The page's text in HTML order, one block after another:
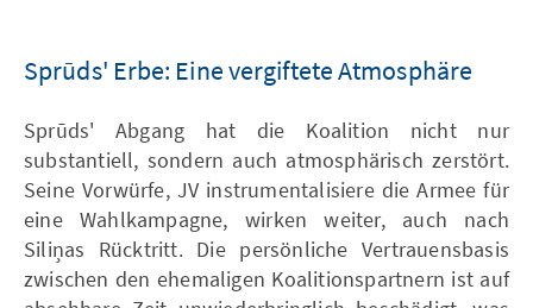
Sprūds' Erbe: Eine vergiftete Atmosphäre
Sprūds' Abgang hat die Koalition nicht nur
substantiell, sondern auch atmosphärisch zerstört.
Seine Vorwürfe, JV instrumentalisiere die Armee für
eine Wahlkampagne, wirken weiter, auch nach
Siliņas Rücktritt. Die persönliche Vertrauensbasis
zwischen den ehemaligen Koalitionspartnern ist auf